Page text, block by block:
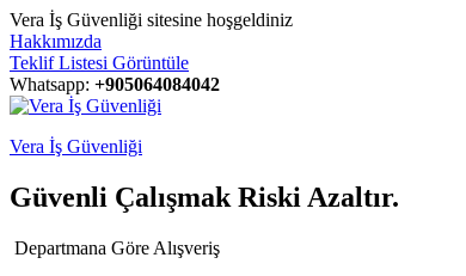
Vera İş Güvenliği sitesine hoşgeldiniz
Hakkımızda
Teklif Listesi Görüntüle
Whatsapp: +905064084042
Vera İş Güvenliği
Güvenli Çalışmak Riski Azaltır.
Departmana Göre Alışveriş